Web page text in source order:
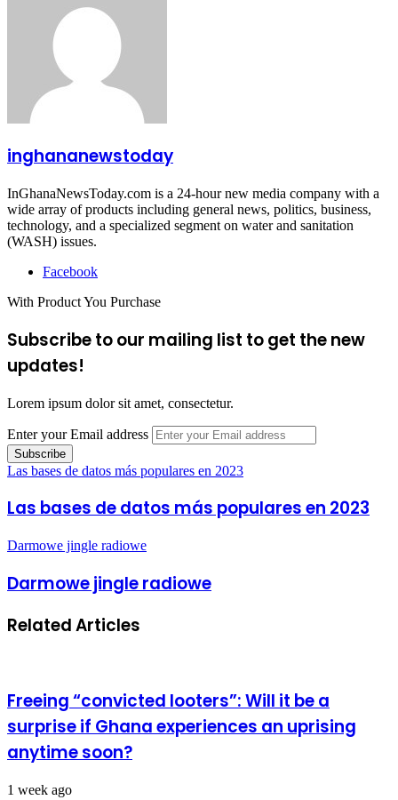
inghananewstoday
InGhanaNewsToday.com is a 24-hour new media company with a
wide array of products including general news, politics, business,
technology, and a specialized segment on water and sanitation
(WASH) issues.
Facebook
With Product You Purchase
Subscribe to our mailing list to get the new
updates!
Lorem ipsum dolor sit amet, consectetur.
Enter your Email address
Las bases de datos más populares en 2023
Las bases de datos más populares en 2023
Darmowe jingle radiowe
Darmowe jingle radiowe
Related Articles
Freeing “convicted looters”: Will it be a
surprise if Ghana experiences an uprising
anytime soon?
1 week ago